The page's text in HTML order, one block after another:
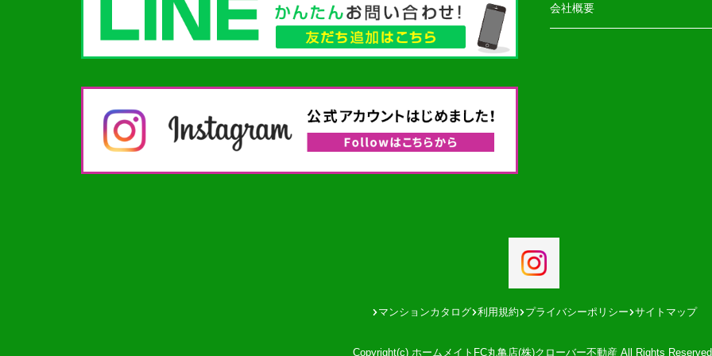
会社概要
マンションカタログ 利用規約 プライバシーポリシー サイトマップ
Copyright(c) ホームメイトFC丸亀店(株)クローバー不動産 All Rights